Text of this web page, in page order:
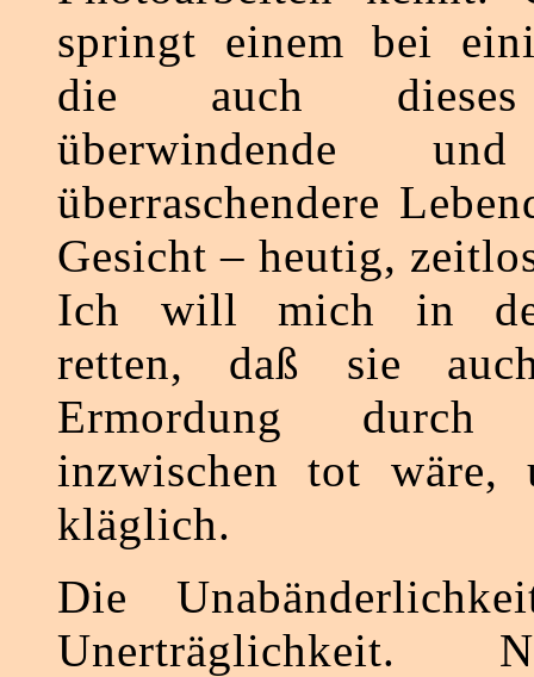
springt einem bei
die auch dieses
überwindende
überraschendere
Gesicht – heutig,
Ich will mich in
retten, daß sie
Ermordung
inzwischen tot wäre,
kläglich.
Die
Unerträglichkeit.